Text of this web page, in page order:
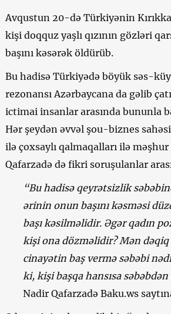
Avqustun 20-də Türkiyənin
kişi doqquz yaşlı qızının gözləri
başını kəsərək öldürüb.
Bu hadisə Türkiyədə böyük səs-
rezonansı Azərbaycana da gəlib
ictimai insanlar arasında bununla
Hər şeydən əvvəl şou-biznes
ilə çoxsaylı qalmaqalları ilə
Qafarzadə də fikri soruşulanlar
“Bu hadisə qeyrətsizlik
ərinin onun başını kəsməsi
başı kəsilməlidir. Əgər qadın
kişi ona dözməlidir? Mən
cinayətin baş vermə səbəbi
ki, kişi başqa hansısa
Nadir Qafarzadə Baku.ws